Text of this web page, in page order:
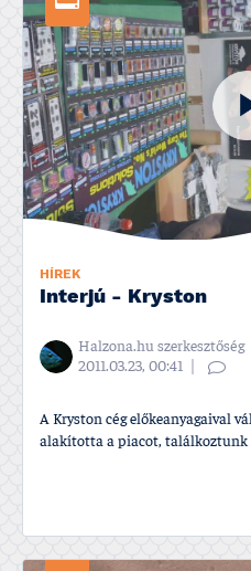
HÍREK
Interjú - Kryston
Halzona.hu szerkesztőség
2011.03.23, 00:41
A Kryston cég előkeanyagaival
alakí­totta a piacot, találkoztunk